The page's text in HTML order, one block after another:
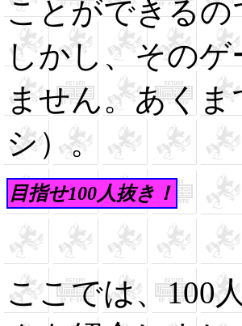
ことができるの
しかし、その
ません。あく
シ）。
目指せ100人抜き！
ここでは、100